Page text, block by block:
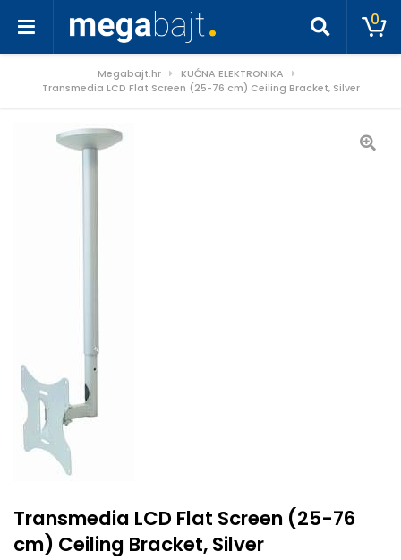
0
Megabajt.hr
KUĆNA ELEKTRONIKA
Transmedia LCD Flat Screen (25-76 cm) Ceiling Bracket, Silver
Transmedia LCD Flat Screen (25-76
cm) Ceiling Bracket, Silver